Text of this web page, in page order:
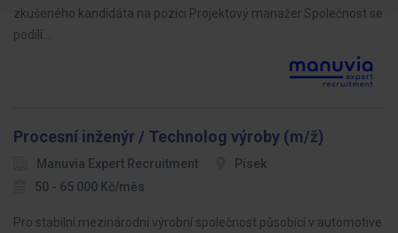
zkušeného kandidáta na pozici Projektový manažer.Společnost se
podílí…
Procesní inženýr / Technolog výroby (m/ž)
Manuvia Expert Recruitment
Písek
50 - 65 000 Kč/měs
Pro stabilní mezinárodní výrobní společnost působící v automotive